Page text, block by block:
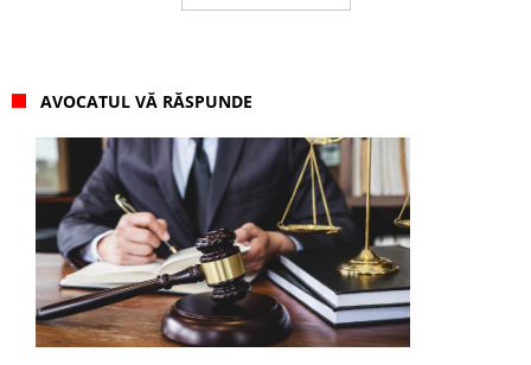
AVOCATUL VĂ RĂSPUNDE